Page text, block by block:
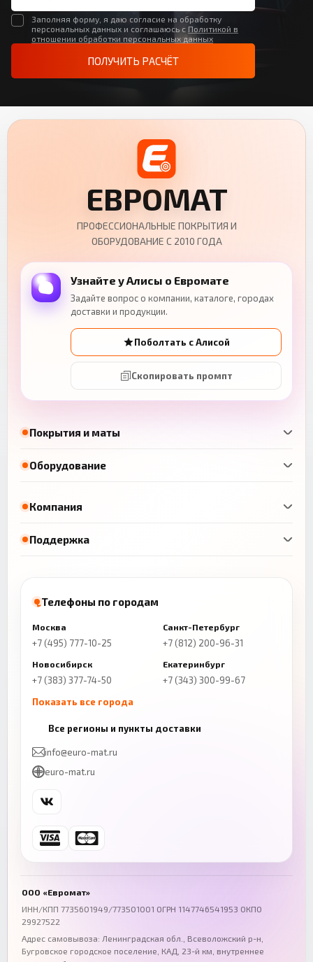
Заполняя форму, я даю согласие на обработку
персональных данных и соглашаюсь с Политикой в
отношении обработки персональных данных
ПОЛУЧИТЬ РАСЧЁТ
Покрытия и маты
Оборудование
ЕВРОМАТ
ПРОФЕССИОНАЛЬНЫЕ ПОКРЫТИЯ И
ОБОРУДОВАНИЕ С 2010 ГОДА
Узнайте у Алисы о Евромате
Задайте вопрос о компании, каталоге, городах
доставки и продукции.
Поболтать с Алисой
Скопировать промпт
Компания
Поддержка
Телефоны по городам
Москва
+7 (495) 777-10-25
Санкт-Петербург
+7 (812) 200-96-31
Новосибирск
+7 (383) 377-74-50
Екатеринбург
+7 (343) 300-99-67
Показать все города
+7 (843) 206-01-30
Челябинск
+7 (343) 300-99-67
Ростов-на-Дону
+7 (863) 333-50-75
Волгоград
+7 (844) 261-36-12
Омск
Все регионы и пункты доставки
info@euro-mat.ru
euro-mat.ru
ООО «Евромат»
ИНН/КПП 7735601949/773501001 ОГРН 1147746541953 ОКПО
29927522
Адрес самовывоза: Ленинградская обл., Всеволожский р-н,
Бугровское городское поселение, КАД, 23-й км, внутреннее